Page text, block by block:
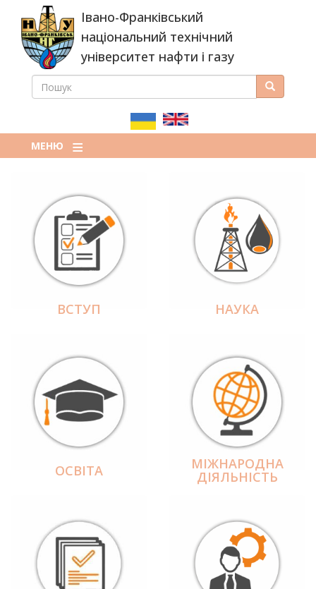
основного
вмісту
Івано-Франківський
національний технічний
університет нафти і газу
ПОШУКОВА
ПОШУК Пошук
МЕНЮ
ВСТУП НАУКА
ОСВІТА МІЖНАРОДНА
ДІЯЛЬНІCТЬ